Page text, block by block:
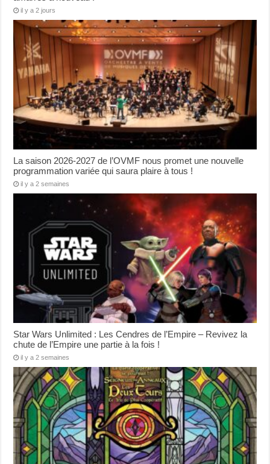
il y a 2 jours
La saison 2026-2027 de l’OVMF nous promet une nouvelle
programmation variée qui saura plaire à tous !
il y a 2 semaines
Star Wars Unlimited : Les Cendres de l’Empire – Revivez la
chute de l’Empire une partie à la fois !
il y a 2 semaines